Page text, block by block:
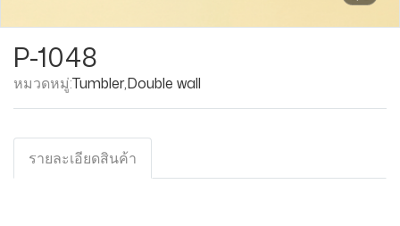
P-1048
หมวดหมู่:Tumbler,Double wall
รายละเอียดสินค้า